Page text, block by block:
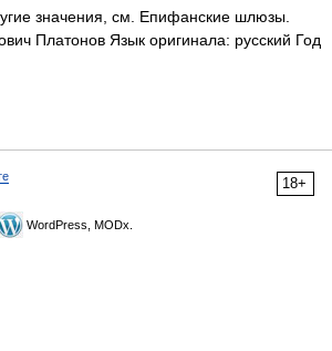
значения, см. Епифанские шлюзы.
Платонов Язык оригинала: русский Год
18+
WordPress, MODx.